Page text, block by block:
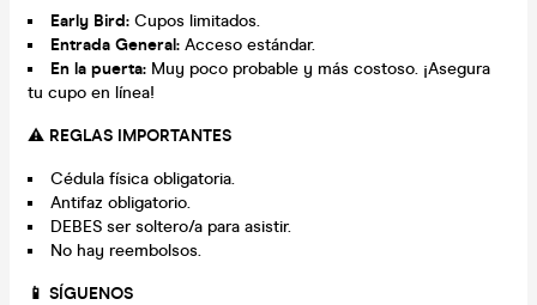
Early Bird: Cupos limitados.
Entrada General: Acceso estándar.
En la puerta: Muy poco probable y más costoso. ¡Asegura
tu cupo en línea!
⚠️ REGLAS IMPORTANTES
Cédula física obligatoria.
Antifaz obligatorio.
DEBES ser soltero/a para asistir.
No hay reembolsos.
📱 SÍGUENOS